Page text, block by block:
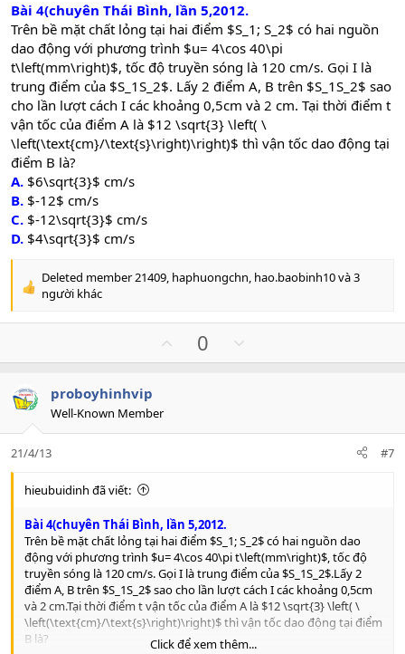
Bài 4(chuyên Thái Bình, lần 5,2012.
Trên bề mặt chất lỏng tại hai điểm $S_1; S_2$ có hai nguồn
dao động với phương trình $u= 4\cos 40\pi
t\left(mm\right)$, tốc độ truyền sóng là 120 cm/s. Gọi I là
trung điểm của $S_1S_2$. Lấy 2 điểm A, B trên $S_1S_2$ sao
cho lần lượt cách I các khoảng 0,5cm và 2 cm. Tại thời điểm t
vận tốc của điểm A là $12 \sqrt{3} \left( \
\left(\text{cm}/\text{s}\right)\right)$ thì vận tốc dao động tại
điểm B là?
A. $6\sqrt{3}$ cm/s
B. $-12$ cm/s
C. $-12\sqrt{3}$ cm/s
D. $4\sqrt{3}$ cm/s
R
a
o
n
:
Deleted member 21409, haphuongchn, hao.baobinh10và 3
người khác
p
e
0
o
o
proboyhinhvip
Well-Known Member
21/4/13 #7
hieubuidinh đã viết:
Bài 4(chuyên Thái Bình, lần 5,2012.
Trên bề mặt chất lỏng tại hai điểm $S_1; S_2$ có hai nguồn dao
động với phương trình $u= 4\cos 40\pi t\left(mm\right)$, tốc độ
truyền sóng là 120 cm/s. Gọi I là trung điểm của $S_1S_2$.Lấy 2
điểm A, B trên $S_1S_2$ sao cho lần lượt cách I các khoảng 0,5cm
và 2 cm.Tại thời điểm t vận tốc của điểm A là $12 \sqrt{3} \left( \
\left(\text{cm}/\text{s}\right)\right)$ thì vận tốc dao động tại điểm
B là?
Click để xem thêm...